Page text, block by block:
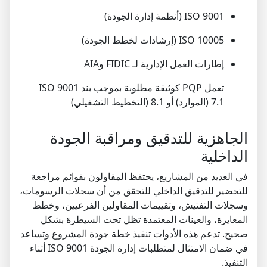
ISO 9001 (أنظمة إدارة الجودة)
ISO 10005 (إرشادات لخطط الجودة)
إطارات العمل الإدارية لـ FIDIC وAIA
تعمل PQP كوثيقة مطلوبة بموجب بند ISO 9001
7.1 (الموارد) أو 8.1 (التخطيط التشغيلي)
الجاهزية للتدقيق ومراقبة الجودة
الداخلية
في العديد من المشاريع، يحتفظ المقاولون بقوائم مراجعة
للتحضير للتدقيق الداخلي للتحقق من أن سجلات الرسومات،
وسجلات التفتيش، وتقييمات المقاولين الفرعيين، وخطط
المعايرة، والعينات المعتمدة تظل تحت السيطرة بشكل
صحيح. تدعم هذه الأدوات تنفيذ خطة جودة المشروع وتساعد
في ضمان الامتثال لمتطلبات إدارة الجودة ISO 9001 أثناء
التنفيذ.